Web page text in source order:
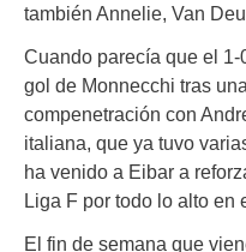
también Annelie, Van
Cuando parecía que el
gol de Monnecchi tras
compenetración con
italiana, que ya tuvo
ha venido a Eibar a
Liga F por todo lo alto en
El fin de semana que